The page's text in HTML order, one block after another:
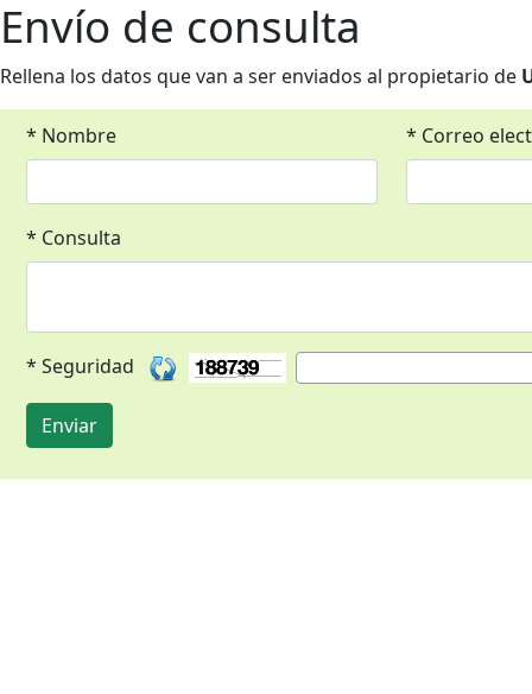
Envío de consulta
Rellena los datos que van a ser enviados al propietario de
* Nombre * Correo
* Consulta
* Seguridad
Enviar